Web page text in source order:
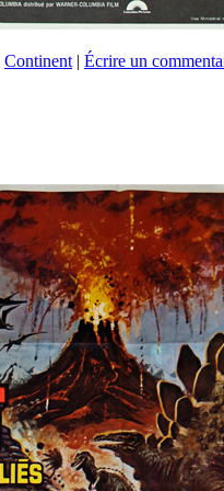
Continent | Écrire un